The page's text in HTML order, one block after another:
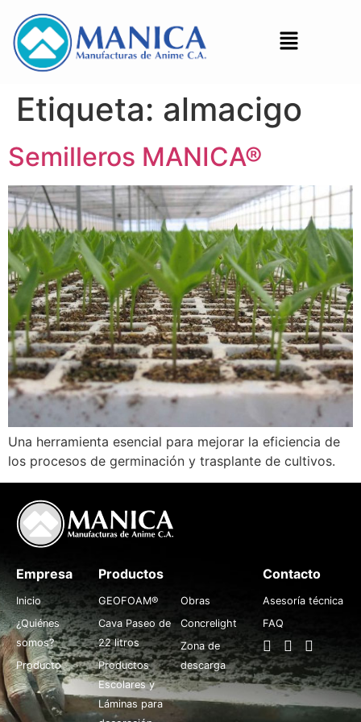
Etiqueta: almacigo
Semilleros MANICA®
Una herramienta esencial para mejorar la eficiencia de
los procesos de germinación y trasplante de cultivos.
Empresa
Inicio
¿Quiénes
somos?
Producto
Productos
GEOFOAM®
Cava Paseo de
22 litros
Productos
Escolares y
Láminas para
Obras
Concrelight
Zona de
descarga
Contacto
Asesoría técnica
FAQ